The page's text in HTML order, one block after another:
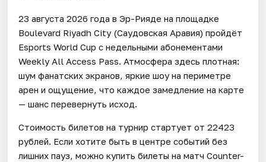
23 августа 2026 года в Эр-Рияде на площадке
Boulevard Riyadh City (Саудовская Аравия) пройдёт
Esports World Cup с недельными абонементами
Weekly All Access Pass. Атмосфера здесь плотная:
шум фанатских экранов, яркие шоу на периметре
арен и ощущение, что каждое замедление на карте
— шанс перевернуть исход.
Стоимость билетов на турнир стартует от 22423
рублей. Если хотите быть в центре событий без
лишних пауз, можно купить билеты на матч Counter-